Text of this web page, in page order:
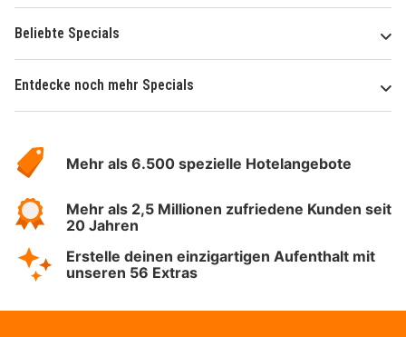
Beliebte Specials
Entdecke noch mehr Specials
Hotelspecials
Mehr als 6.500 spezielle Hotelangebote
Mehr als 2,5 Millionen zufriedene Kunden seit
20 Jahren
Erstelle deinen einzigartigen Aufenthalt mit
unseren 56 Extras